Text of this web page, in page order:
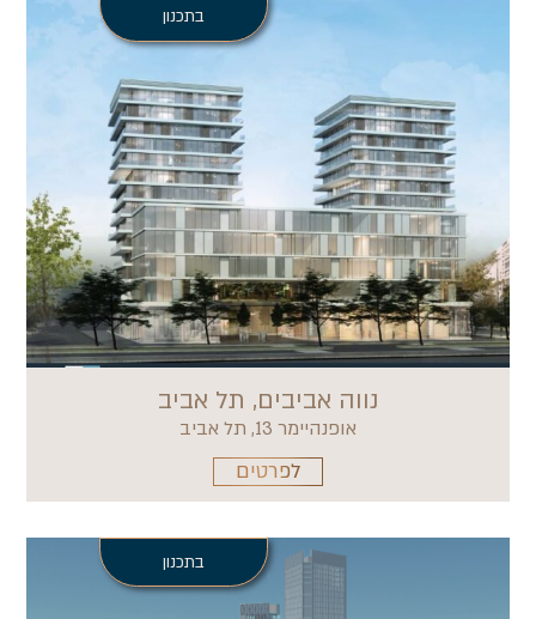
בתכנון
נווה אביבים, תל אביב
אופנהיימר 13, תל אביב
לפרטים
בתכנון